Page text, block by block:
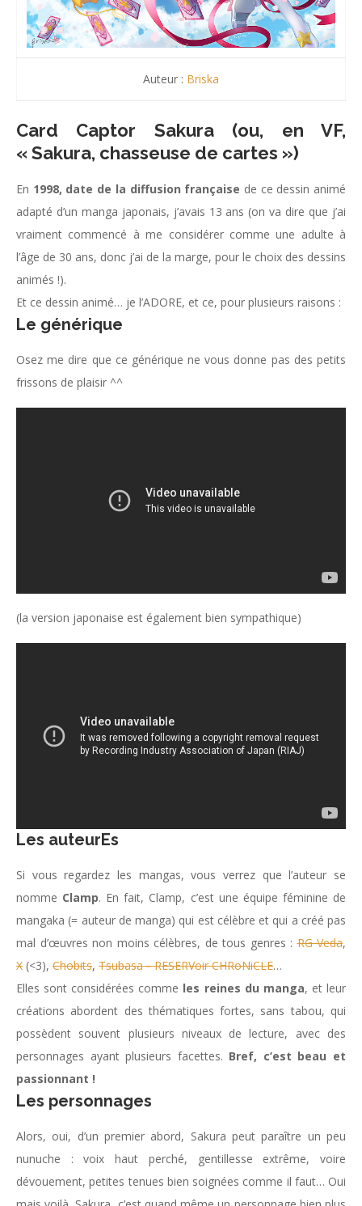
Auteur : Briska
Card Captor Sakura (ou, en VF,
« Sakura, chasseuse de cartes »)
En 1998, date de la diffusion française de ce dessin animé
adapté d’un manga japonais, j’avais 13 ans (on va dire que j’ai
vraiment commencé à me considérer comme une adulte à
l’âge de 30 ans, donc j’ai de la marge, pour le choix des dessins
animés !).
Et ce dessin animé… je l’ADORE, et ce, pour plusieurs raisons :
Le générique
Osez me dire que ce générique ne vous donne pas des petits
frissons de plaisir ^^
(la version japonaise est également bien sympathique)
Les auteurEs
Si vous regardez les mangas, vous verrez que l’auteur se
nomme Clamp. En fait, Clamp, c’est une équipe féminine de
mangaka (= auteur de manga) qui est célèbre et qui a créé pas
mal d’œuvres non moins célèbres, de tous genres :RG Veda,
X (<3), Chobits, Tsubasa－RESERVoir CHRoNiCLE…
Elles sont considérées comme les reines du manga, et leur
créations abordent des thématiques fortes, sans tabou, qui
possèdent souvent plusieurs niveaux de lecture, avec des
personnages ayant plusieurs facettes. Bref, c’est beau et
passionnant !
Les personnages
Alors, oui, d’un premier abord, Sakura peut paraître un peu
nunuche : voix haut perché, gentillesse extrême, voire
dévouement, petites tenues bien soignées comme il faut… Oui